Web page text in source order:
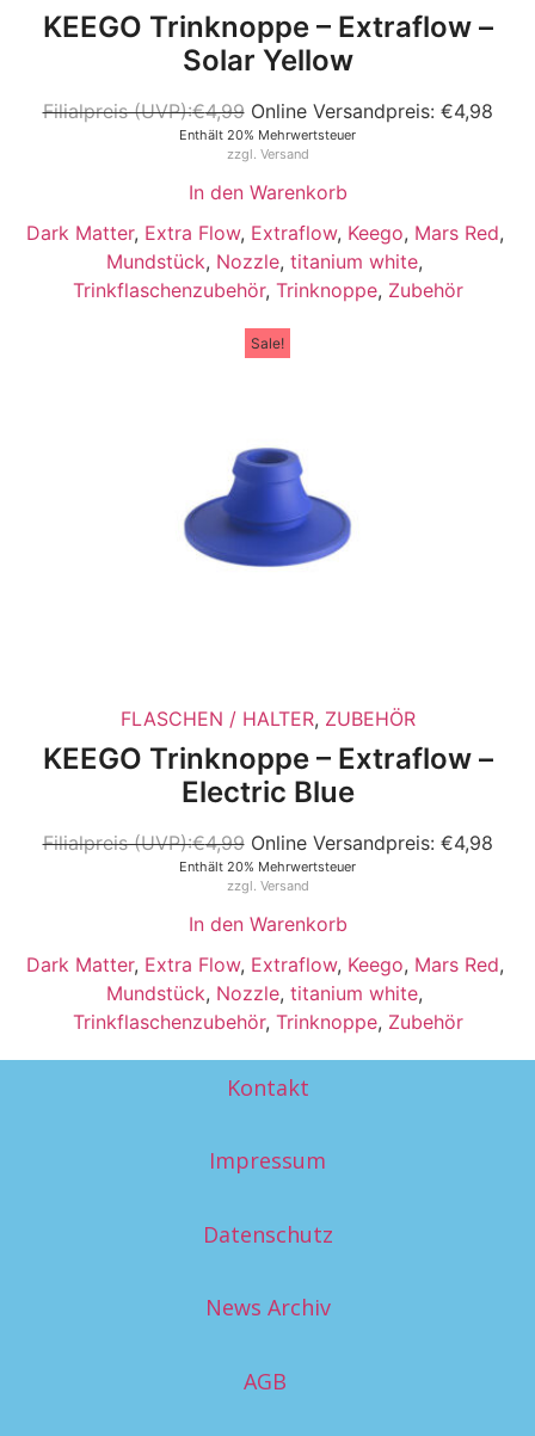
KEEGO Trinknoppe – Extraflow –
Solar Yellow
€4,99 €4,98
Enthält 20% Mehrwertsteuer
zzgl. Versand
In den Warenkorb
Dark Matter, Extra Flow, Extraflow, Keego, Mars Red,
Mundstück, Nozzle, titanium white,
Trinkflaschenzubehör, Trinknoppe, Zubehör
Sale!
FLASCHEN / HALTER, ZUBEHÖR
KEEGO Trinknoppe – Extraflow –
Electric Blue
€4,99 €4,98
Enthält 20% Mehrwertsteuer
zzgl. Versand
In den Warenkorb
Dark Matter, Extra Flow, Extraflow, Keego, Mars Red,
Mundstück, Nozzle, titanium white,
Trinkflaschenzubehör, Trinknoppe, Zubehör
Kontakt
Impressum
Datenschutz
News Archiv
AGB